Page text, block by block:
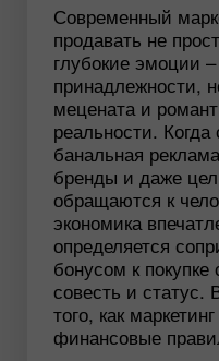
Современный
продавать не
глубокие эмоции
принадлежности,
мецената и
реальности.
банальная
бренды и даже
обращаются к
экономика
определяется
бонусом к покупке
совесть и статус.
того, как
финансовые